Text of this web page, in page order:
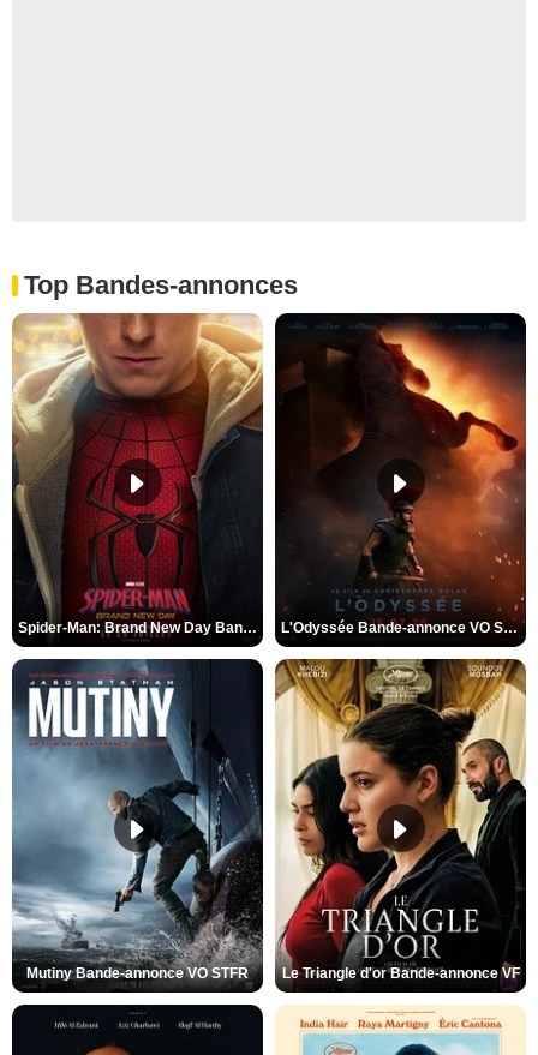
Top Bandes-annonces
Spider-Man: Brand New Day Bande-annonce VO STFR L'Odyssée Bande-annonce VO STFR
Mutiny Bande-annonce VO STFR Le Triangle d'or Bande-annonce VF